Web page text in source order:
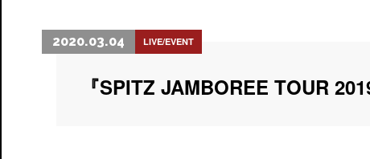
2020.03.04 LIVE/EVENT
『SPITZ JAMBOREE TOUR